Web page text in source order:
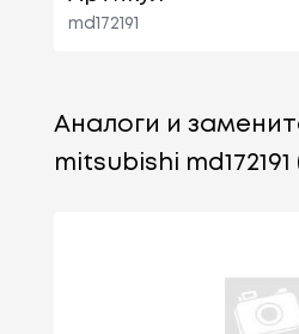
md172191
Аналоги и
mitsubishi